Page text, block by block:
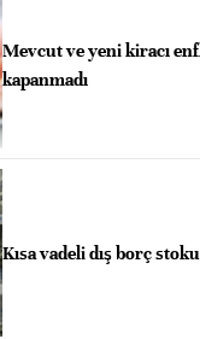
Mevcut ve yeni kiracı
kapanmadı
Kısa vadeli dış borç